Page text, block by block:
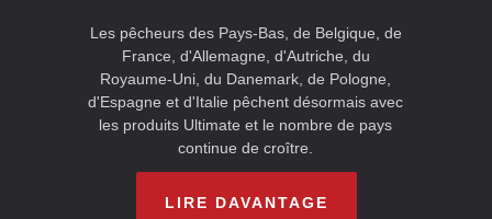
Les pêcheurs des Pays-Bas, de Belgique, de
France, d'Allemagne, d'Autriche, du
Royaume-Uni, du Danemark, de Pologne,
d'Espagne et d'Italie pêchent désormais avec
les produits Ultimate et le nombre de pays
continue de croître.
LIRE DAVANTAGE